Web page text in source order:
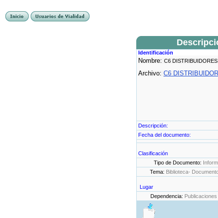
Identificación
Nombre: C6
Archivo: C6
Descripción:
Fecha del documento:
Clasificación
Tipo de Documento:
Tema: Biblioteca-
Lugar
Dependencia: